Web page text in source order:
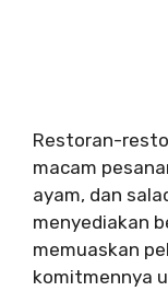
Restoran-
macam
ayam, dan
menyediakan
memuaskan
komitmennya